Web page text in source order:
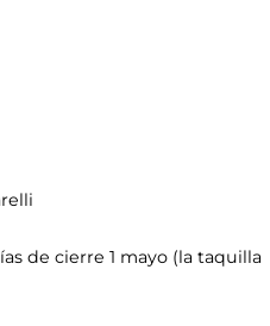
de cierre 1 mayo (la taquilla